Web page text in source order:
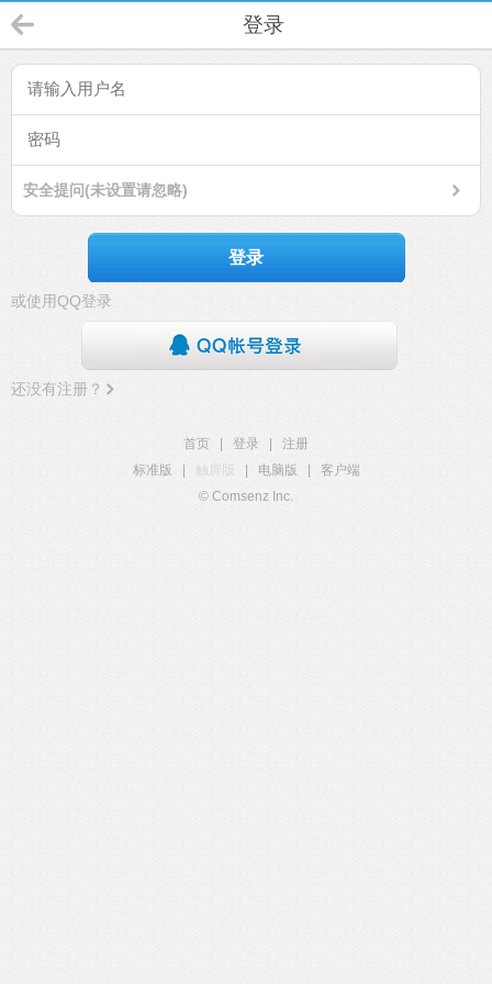
登录
安全提问(未设置请忽略)
登录
或使用QQ登录
还没有注册？
首页 登录
注册
标准版
触屏版 电脑版
客户端
© Comsenz Inc.